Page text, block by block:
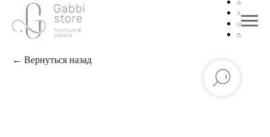
← Вернуться назад